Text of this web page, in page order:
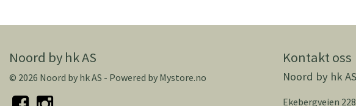
Noord by hk AS
© 2026 Noord by hk AS - Powered by Mystore.no
Kontakt oss
Noord by hk AS
Ekebergveien